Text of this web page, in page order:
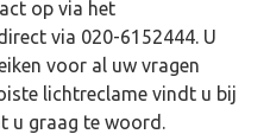
op via het
via 020-6152444. U
voor al uw vragen
lichtreclame vindt u bij
u graag te woord.